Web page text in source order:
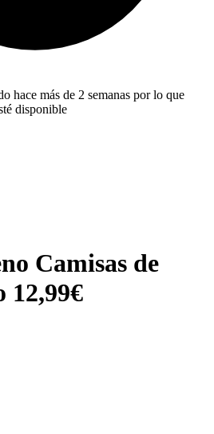
hace más de 2 semanas por lo que
disponible
Camisas de
12,99€